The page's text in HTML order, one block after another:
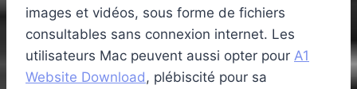
images et vidéos, sous forme de fichiers
consultables sans connexion internet. Les
utilisateurs Mac peuvent aussi opter pour A1
Website Download , plébiscité pour sa